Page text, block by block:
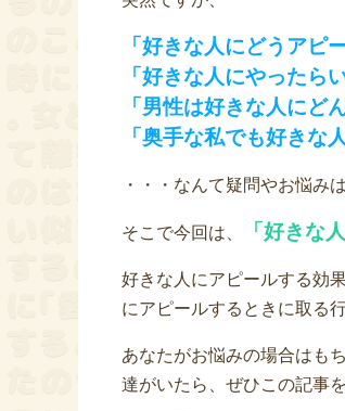
「好きな人にどうアピ
「好きな人にやったら
「男性は好きな人にど
「奥手な私でも好きな
・・・なんて疑問やお悩み
そこで今回は、 「好きな
好きな人にアピールする効
にアピールするときに取る
あなたがお悩みの場合はも
達がいたら、ぜひこの記事